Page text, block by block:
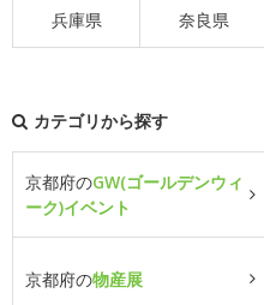
兵庫県 奈良県
カテゴリから探す
京都府のGW(ゴールデンウィ
ーク)イベント
京都府の物産展